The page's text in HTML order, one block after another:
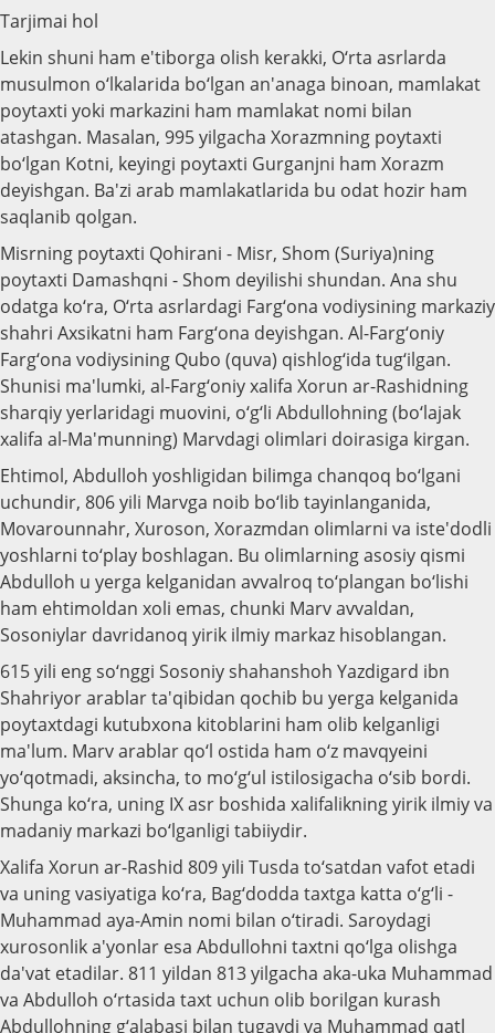
Tarjimai hol
Lekin shuni ham e'tiborga olish kerakki, O‘rta asrlarda
musulmon o‘lkalarida bo‘lgan an'anaga binoan, mamlakat
poytaxti yoki markazini ham mamlakat nomi bilan
atashgan. Masalan, 995 yilgacha Xorazmning poytaxti
bo‘lgan Kotni, keyingi poytaxti Gurganjni ham Xorazm
deyishgan. Ba'zi arab mamlakatlarida bu odat hozir ham
saqlanib qolgan.
Misrning poytaxti Qohirani - Misr, Shom (Suriya)ning
poytaxti Damashqni - Shom deyilishi shundan. Ana shu
odatga ko‘ra, O‘rta asrlardagi Farg‘ona vodiysining markaziy
shahri Axsikatni ham Farg‘ona deyishgan. Al-Farg‘oniy
Farg‘ona vodiysining Qubo (quva) qishlog‘ida tug‘ilgan.
Shunisi ma'lumki, al-Farg‘oniy xalifa Xorun ar-Rashidning
sharqiy yerlaridagi muovini, o‘g‘li Abdullohning (bo‘lajak
xalifa al-Ma'munning) Marvdagi olimlari doirasiga kirgan.
Ehtimol, Abdulloh yoshligidan bilimga chanqoq bo‘lgani
uchundir, 806 yili Marvga noib bo‘lib tayinlanganida,
Movarounnahr, Xuroson, Xorazmdan olimlarni va iste'dodli
yoshlarni to‘play boshlagan. Bu olimlarning asosiy qismi
Abdulloh u yerga kelganidan avvalroq to‘plangan bo‘lishi
ham ehtimoldan xoli emas, chunki Marv avvaldan,
Sosoniylar davridanoq yirik ilmiy markaz hisoblangan.
615 yili eng so‘nggi Sosoniy shahanshoh Yazdigard ibn
Shahriyor arablar ta'qibidan qochib bu yerga kelganida
poytaxtdagi kutubxona kitoblarini ham olib kelganligi
ma'lum. Marv arablar qo‘l ostida ham o‘z mavqyeini
yo‘qotmadi, aksincha, to mo‘g‘ul istilosigacha o‘sib bordi.
Shunga ko‘ra, uning IX asr boshida xalifalikning yirik ilmiy va
madaniy markazi bo‘lganligi tabiiydir.
Xalifa Xorun ar-Rashid 809 yili Tusda to‘satdan vafot etadi
va uning vasiyatiga ko‘ra, Bag‘dodda taxtga katta o‘g‘li -
Muhammad aya-Amin nomi bilan o‘tiradi. Saroydagi
xurosonlik a'yonlar esa Abdullohni taxtni qo‘lga olishga
da'vat etadilar. 811 yildan 813 yilgacha aka-uka Muhammad
va Abdulloh o‘rtasida taxt uchun olib borilgan kurash
Abdullohning g‘alabasi bilan tugaydi va Muhammad qatl